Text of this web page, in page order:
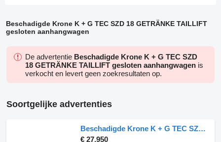
Beschadigde Krone K + G TEC SZD 18 GETRÄNKE TAILLIFT
gesloten aanhangwagen
De advertentie Beschadigde Krone K + G TEC SZD
18 GETRÄNKE TAILLIFT gesloten aanhangwagen is
verkocht en levert geen zoekresultaten op.
Soortgelijke advertenties
Beschadigde Krone K + G TEC SZD 18 GETRÄNKE TAILLIFT
€ 27.950